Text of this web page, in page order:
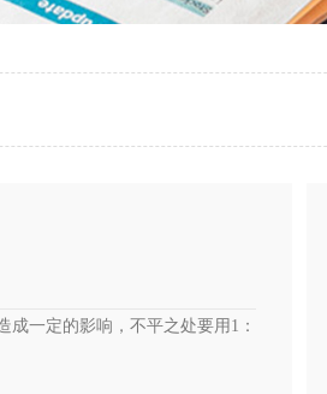
一定的影响，不平之处要用1：